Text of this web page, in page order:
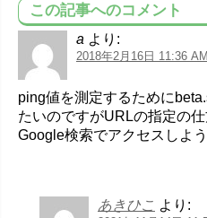
この記事へのコメント
a より:
2018年2月16日 11:36 AM
ping値を測定するために
たいのですがURLの指定の
Google検索でアクセスしよ
あきひこ より: